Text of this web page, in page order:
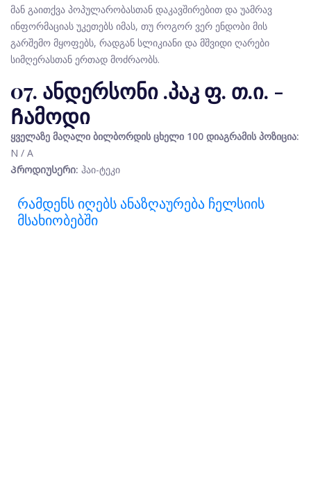
მან გაითქვა პოპულარობასთან დაკავშირებით და უამრავ
ინფორმაციას უკეთებს იმას, თუ როგორ ვერ ენდობი მის
გარშემო მყოფებს, რადგან სლიკიანი და მშვიდი ღარები
სიმღერასთან ერთად მოძრაობს.
07. ანდერსონი .პაკ ფ. თ.ი. -
Ჩამოდი
ყველაზე მაღალი ბილბორდის ცხელი 100 დიაგრამის პოზიცია:
N / A
Პროდიუსერი: ჰაი-ტეკი
Რამდენს Იღებს Ანაზღაურება Ჩელსიის
Მსახიობებში